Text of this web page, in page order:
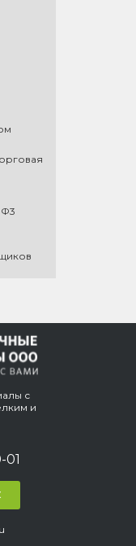
Ф3
с
и
01